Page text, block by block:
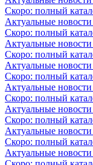
Скоро: полный
Актуальные
Скоро: полный
Актуальные
Скоро: полный
Актуальные
Скоро: полный
Актуальные
Скоро: полный
Актуальные
Скоро: полный
Актуальные
Скоро: полный
Актуальные